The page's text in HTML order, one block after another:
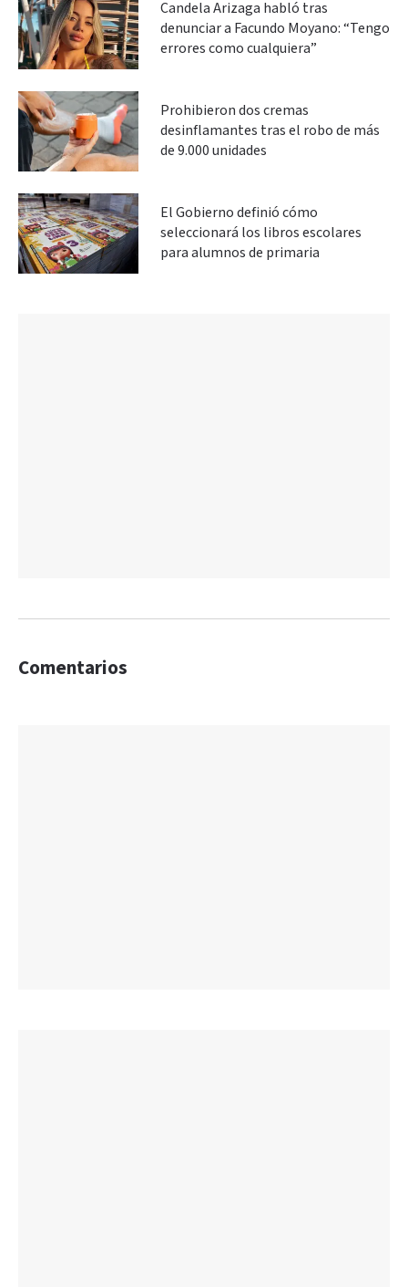
Candela Arizaga habló tras
denunciar a Facundo Moyano: “Tengo
errores como cualquiera”
Prohibieron dos cremas
desinflamantes tras el robo de más
de 9.000 unidades
El Gobierno definió cómo
seleccionará los libros escolares
para alumnos de primaria
Comentarios